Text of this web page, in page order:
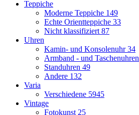
Teppiche
Moderne Teppiche 149
Echte Orientteppiche 33
Nicht klassifiziert 87
Uhren
Kamin- und Konsolenuhr34
Armband - und Taschenuhren
Standuhren 49
Andere 132
Varia
Verschiedene 5945
Vintage
Fotokunst 25